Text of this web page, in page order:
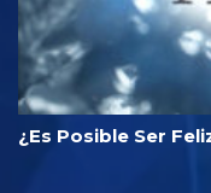
¿Es Posible Ser